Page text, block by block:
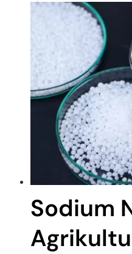
Sodium